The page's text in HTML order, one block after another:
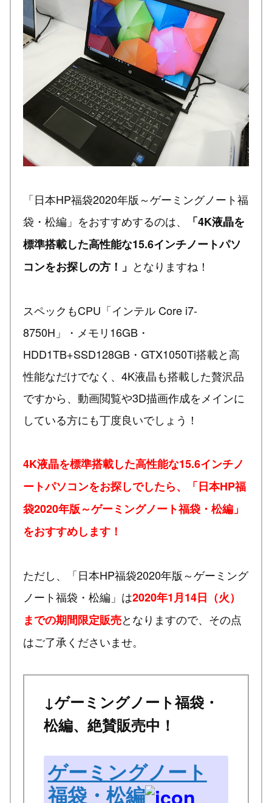
「日本HP福袋2020年版～ゲーミングノート福
袋・松編」をおすすめするのは、
「4K液晶を
標準搭載した高性能な15.6インチノートパソ
コンをお探しの方！」 となりますね！
スペックもCPU「インテル Core i7-
8750H」・メモリ16GB・
HDD1TB+SSD128GB・GTX1050Ti搭載と高
性能なだけでなく、4K液晶も搭載した贅沢品
ですから、動画閲覧や3D描画作成をメインに
している方にも丁度良いでしょう！
4K液晶を標準搭載した高性能な15.6インチノ
ートパソコンをお探しでしたら、「日本HP福
袋2020年版～ゲーミングノート福袋・松編」
をおすすめします！
ただし、「日本HP福袋2020年版～ゲーミング
ノート福袋・松編」は2020年1月14日（火）
までの期間限定販売となりますので、その点
はご了承くださいませ。
↓ゲーミングノート福袋・
松編、絶賛販売中！
ゲーミングノート
福袋・松編